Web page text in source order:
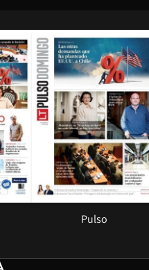
Opens in new window
Pulso